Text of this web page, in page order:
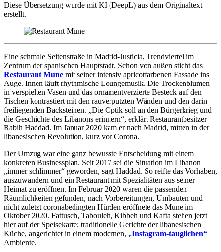
Diese Übersetzung wurde mit KI (DeepL) aus dem Originaltext
erstellt.
Eine schmale Seitenstraße in Madrid-Justicia, Trendviertel im
Zentrum der spanischen Hauptstadt. Schon von außen sticht das
Restaurant Mune mit seiner intensiv apricotfarbenen Fassade ins
Auge. Innen läuft rhythmische Loungemusik. Die Trockenblumen
in verspielten Vasen und das ornamentverzierte Besteck auf den
Tischen kontrastiert mit den rauverputzten Wänden und den darin
freiliegenden Backsteinen. „Die Optik soll an den Bürgerkrieg und
die Geschichte des Libanons erinnern“, erklärt Restaurantbesitzer
Rabih Haddad. Im Januar 2020 kam er nach Madrid, mitten in der
libanesischen Revolution, kurz vor Corona.
Der Umzug war eine ganz bewusste Entscheidung mit einem
konkreten Businessplan. Seit 2017 sei die Situation im Libanon
„immer schlimmer“ geworden, sagt Haddad. So reifte das Vorhaben,
auszuwandern und ein Restaurant mit Spezialitäten aus seiner
Heimat zu eröffnen. Im Februar 2020 waren die passenden
Räumlichkeiten gefunden, nach Vorbereitungen, Umbauten und
nicht zuletzt coronabedingten Hürden eröffnete das Mune im
Oktober 2020. Fattusch, Tabouleh, Kibbeh und Kafta stehen jetzt
hier auf der Speisekarte; traditionelle Gerichte der libanesischen
Küche, angerichtet in einem modernen, „Instagram-tauglichen“
Ambiente.